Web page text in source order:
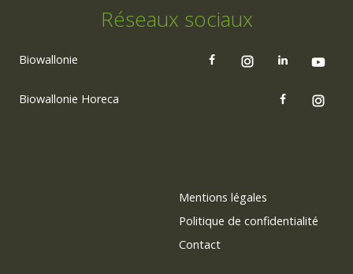
Réseaux sociaux
Biowallonie
Biowallonie Horeca
Mentions légales
Politique de confidentialité
Contact